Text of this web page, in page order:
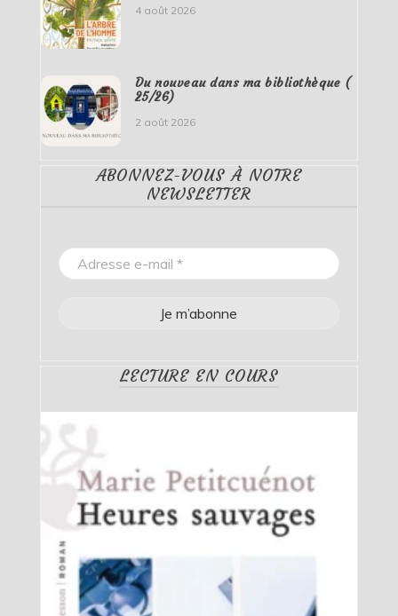
4 août 2026
Du nouveau dans ma bibliothèque (
25/26)
2 août 2026
ABONNEZ-VOUS À NOTRE
NEWSLETTER
LECTURE EN COURS